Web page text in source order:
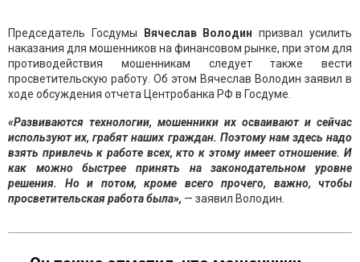
Председатель Госдумы Вячеслав Володин призвал усилить
наказания для мошенников на финансовом рынке, при этом для
противодействия мошенникам следует также вести
просветительскую работу. Об этом Вячеслав Володин заявил в
ходе обсуждения отчета Центробанка РФ в Госдуме.
«Развиваются технологии, мошенники их осваивают и сейчас
используют их, грабят наших граждан. Поэтому нам здесь надо
взять привлечь к работе всех, кто к этому имеет отношение. И
как можно быстрее принять на законодательном уровне
решения. Но и потом, кроме всего прочего, важно, чтобы
просветительская работа была», — заявил Володин.